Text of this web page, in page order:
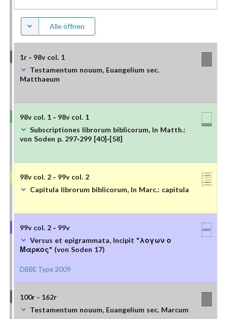
Alle öffnen
1r - 98v col. 1
Testamentum nouum, Euangelium sec.
Matthaeum
98v col. 1 - 98v col. 1
Subscriptiones librorum biblicorum, In Matth.:
von Soden p. 297-299 [40]-[58]
98v col. 2 - 99v col. 2
Capitula librorum biblicorum, In Marc.: capitula
99v col. 2 - 99v
Versus et epigrammata, Incipit "λογων ο
Μαρκος" (von Soden 17)
DBBE Type 2009
100r - 162r
Testamentum nouum, Euangelium sec. Marcum